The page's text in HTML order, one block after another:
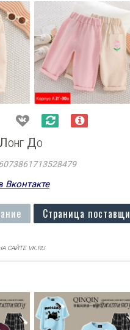
До
Вконтакте
Страница
сайте vk.ru